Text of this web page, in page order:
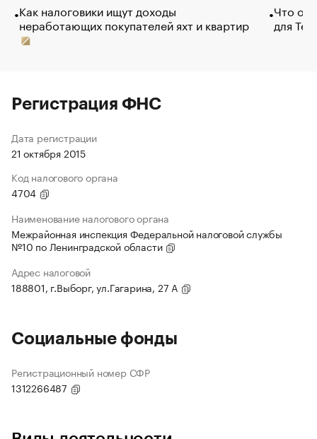
Как налоговики ищут доходы
неработающих покупателей яхт и квартир
Что
для
Регистрация ФНС
Дата регистрации
21 октября 2015
Код налогового органа
4704
Наименование налогового органа
Межрайонная инспекция Федеральной налоговой службы
№10 по Ленинградской области
Адрес налоговой
188801, г.Выборг, ул.Гагарина, 27 А
Социальные фонды
Регистрационный номер СФР
1312266487